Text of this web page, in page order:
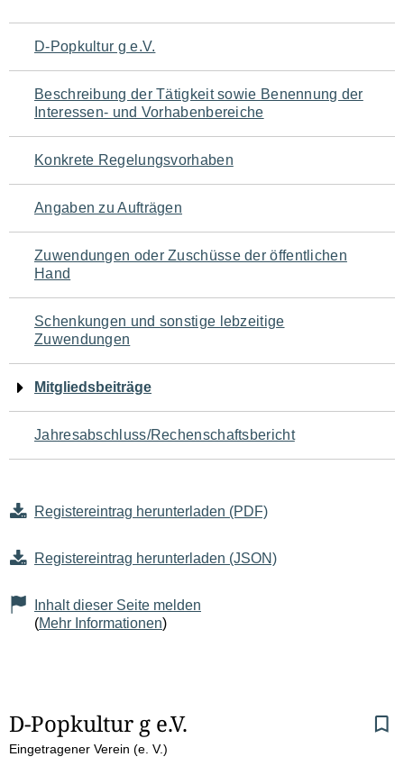
Navigation
für
den
Seiteninhalt
D-Popkultur g e.V.
Beschreibung der Tätigkeit sowie Benennung der
Interessen- und Vorhabenbereiche
Konkrete Regelungsvorhaben
Angaben zu Aufträgen
Zuwendungen oder Zuschüsse der öffentlichen
Hand
Schenkungen und sonstige lebzeitige
Zuwendungen
Mitgliedsbeiträge
Jahresabschluss/Rechenschaftsbericht
Registereintrag herunterladen (PDF)
Registereintrag herunterladen (JSON)
Inhalt dieser Seite melden
(Mehr Informationen)
S
D-Popkultur g e.V.
Eingetragener Verein (e. V.)